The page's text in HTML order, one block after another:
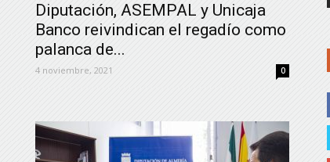
Diputación, ASEMPAL y Unicaja
Banco reivindican el regadío como
palanca de...
4 noviembre, 2021 0